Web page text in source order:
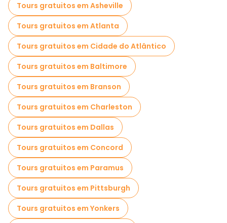
Tours gratuitos em Asheville
Tours gratuitos em Atlanta
Tours gratuitos em Cidade do Atlântico
Tours gratuitos em Baltimore
Tours gratuitos em Branson
Tours gratuitos em Charleston
Tours gratuitos em Dallas
Tours gratuitos em Concord
Tours gratuitos em Paramus
Tours gratuitos em Pittsburgh
Tours gratuitos em Yonkers